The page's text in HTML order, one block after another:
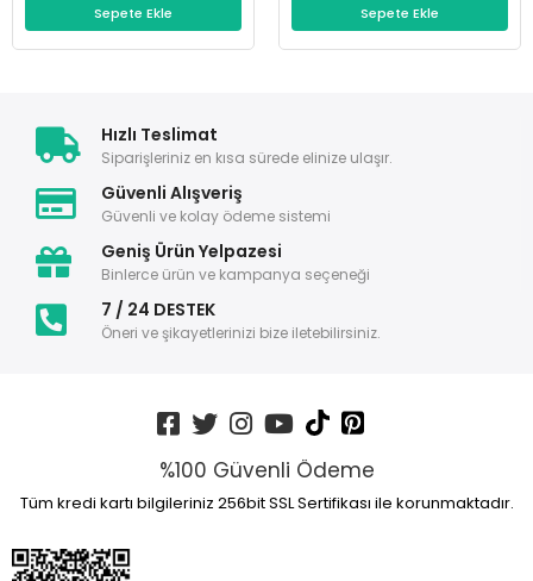
Sepete Ekle Sepete Ekle
Hızlı Teslimat
Siparişleriniz en kısa sürede elinize ulaşır.
Güvenli Alışveriş
Güvenli ve kolay ödeme sistemi
Geniş Ürün Yelpazesi
Binlerce ürün ve kampanya seçeneği
7 / 24 DESTEK
Öneri ve şikayetlerinizi bize iletebilirsiniz.
%100 Güvenli Ödeme
Tüm kredi kartı bilgileriniz 256bit SSL Sertifikası ile korunmaktadır.